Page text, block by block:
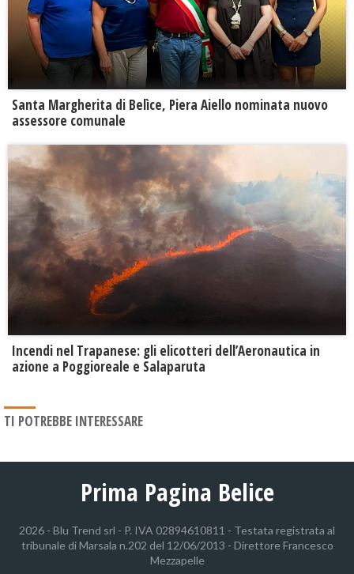
Santa Margherita di Belìce, Piera Aiello nominata nuovo
assessore comunale
Incendi nel Trapanese: gli elicotteri dell’Aeronautica in
azione a Poggioreale e Salaparuta
TI POTREBBE INTERESSARE
Prima Pagina Belice
2026 - Blu Trend srl - P. IVA 02894610811 - Testata registrata al
tribunale di Marsala n.202 del 12/06/2013 - Direttore Francesco
Mezzapelle